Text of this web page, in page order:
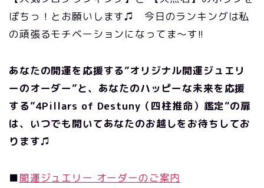
ぽちっ！とお願いします♫ 今日のランキングは私
の頑張るモチベーションになってま～す!!
あなたの開運を応援する”オリジナル開運ジュエリ
ーのオーダー”と、あなたのハッピーな未来を応援
する”4Pillars of Destuny（四柱推命）鑑定”の扉
は、いつでも開いてあなたのお越しをお待ちしてお
ります♫
■開運ジュエリー オーダーのご案内